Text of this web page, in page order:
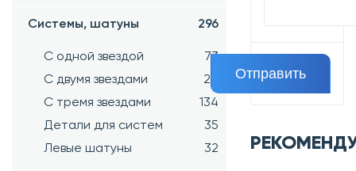
Системы, шатуны 296
С одной звездой
73
С двумя звездами
20
С тремя звездами
134
Детали для систем
35
Левые шатуны
32